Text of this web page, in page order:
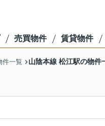
売買物件 賃貸物件
件一覧 山陰本線 松江駅の物件